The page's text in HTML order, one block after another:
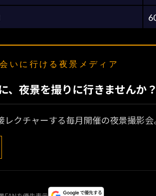
に行ける夜景メディア
、夜景を撮りに行きませんか
レクチャーする毎月開催の夜景撮影